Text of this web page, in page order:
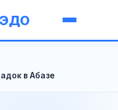
ЭДО
в Абазе